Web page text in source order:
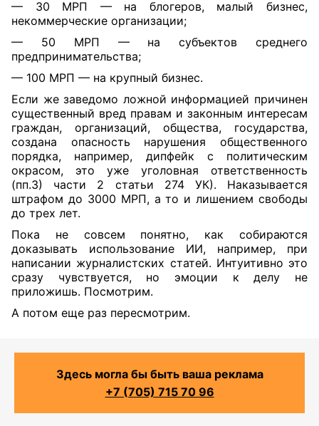
— 30 МРП — на блогеров, малый бизнес,
некоммерческие организации;
— 50 МРП — на субъектов среднего
предпринимательства;
— 100 МРП — на крупный бизнес.
Если же заведомо ложной информацией причинен
существенный вред правам и законным интересам
граждан, организаций, общества, государства,
создана опасность нарушения общественного
порядка, например, дипфейк с политическим
окрасом, это уже уголовная ответственность
(пп.3)
части 2 статьи 274 УК). Наказывается
штрафом до 3000 МРП, а то и лишением свободы
до трех лет.
Пока не совсем понятно, как собираются
доказывать использование ИИ, например, при
написании журналистских статей. Интуитивно это
сразу чувствуется, но эмоции к делу не
приложишь. Посмотрим.
А потом еще раз пересмотрим.
Здесь могла бы быть ваша реклама
+7 (705) 715 70 96